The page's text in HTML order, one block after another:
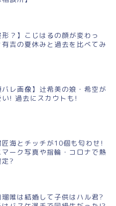
形？】こじはるの顔が変わっ
有吉の夏休みと過去を比べてみ
バレ画像】辻希美の娘・希空が
い! 過去にスカウトも!
匠海とチッチが10個も匂わせ!
マーク写真や指輪・コロナで熱
定?
瑠唯は結婚して子供はハル君?